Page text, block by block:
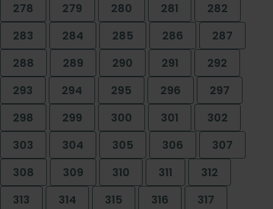
278
279 280 281
282
283
284 285 286
287
288
289 290 291
292
293
294 295 296
297
298
299 300 301
302
303
304 305 306
307
308
309 310 311
312
313
314 315 316
317